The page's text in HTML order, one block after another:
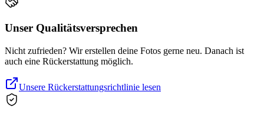
Unser Qualitätsversprechen
Nicht zufrieden? Wir erstellen deine Fotos gerne neu. Danach ist
auch eine Rückerstattung möglich.
Unsere Rückerstattungsrichtlinie lesen